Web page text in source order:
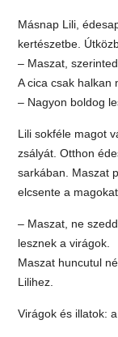
Másnap Lili,
kertészetbe.
– Maszat,
A cica csak halkan
– Nagyon boldog
Lili sokféle magot
zsályát. Otthon
sarkában. Maszat
elcsente a
– Maszat, ne
lesznek a virágok.
Maszat huncutul
Lilihez.
Virágok és illatok: